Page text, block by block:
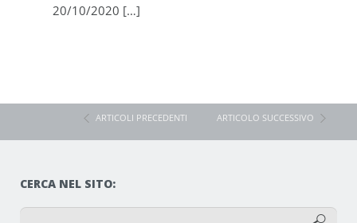
20/10/2020 […]
ARTICOLI PRECEDENTI ARTICOLO SUCCESSIVO
CERCA NEL SITO: